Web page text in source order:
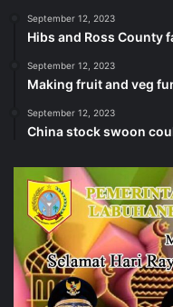
September 12, 2023
Hibs and Ross County
September 12, 2023
Making fruit and veg
September 12, 2023
China stock swoon